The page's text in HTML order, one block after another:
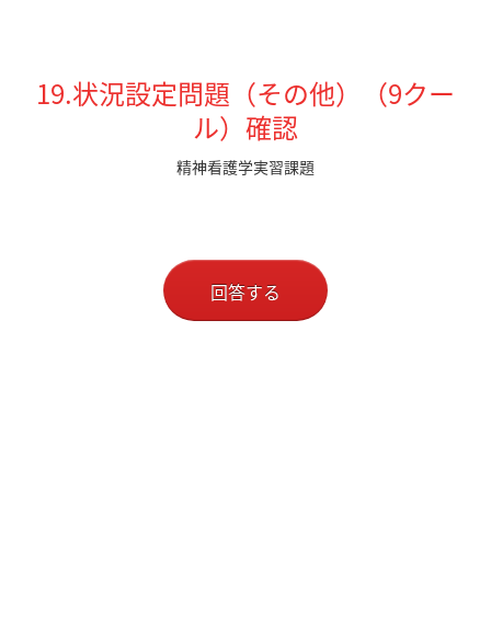
19.状況設定問題（その他）（9クー
ル）確認
精神看護学実習課題
回答する